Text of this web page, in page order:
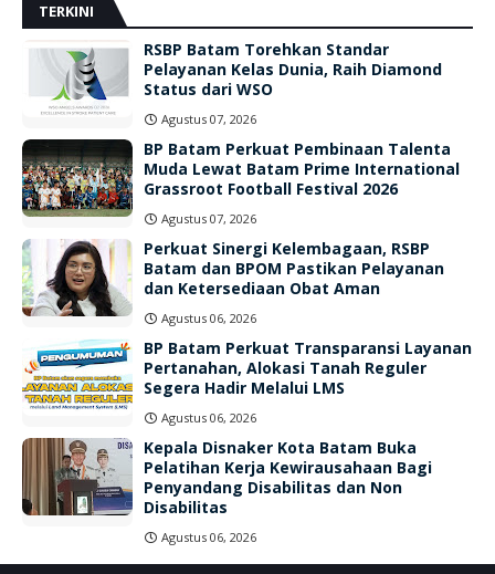
TERKINI
RSBP Batam Torehkan Standar
Pelayanan Kelas Dunia, Raih Diamond
Status dari WSO
Agustus 07, 2026
BP Batam Perkuat Pembinaan Talenta
Muda Lewat Batam Prime International
Grassroot Football Festival 2026
Agustus 07, 2026
Perkuat Sinergi Kelembagaan, RSBP
Batam dan BPOM Pastikan Pelayanan
dan Ketersediaan Obat Aman
Agustus 06, 2026
BP Batam Perkuat Transparansi Layanan
Pertanahan, Alokasi Tanah Reguler
Segera Hadir Melalui LMS
Agustus 06, 2026
Kepala Disnaker Kota Batam Buka
Pelatihan Kerja Kewirausahaan Bagi
Penyandang Disabilitas dan Non
Disabilitas
Agustus 06, 2026